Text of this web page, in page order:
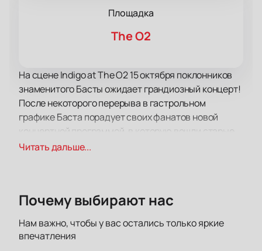
Площадка
The O2
На сцене Indigo at The O2 15 октября поклонников
знаменитого Басты ожидает грандиозный концерт!
После некоторого перерыва в гастрольном
графике Баста порадует своих фанатов новой
концертной программой, в которую вошли старые
хиты и совершенно новые работы, которые впервые
поклонников своего творчества отменными
первоклассное световое шоу и отличный звук.
Приготовьтесь подпевать и двигаться в ритм
Читать дальше...
Почему выбирают нас
Нам важно, чтобы у вас остались только яркие
впечатления